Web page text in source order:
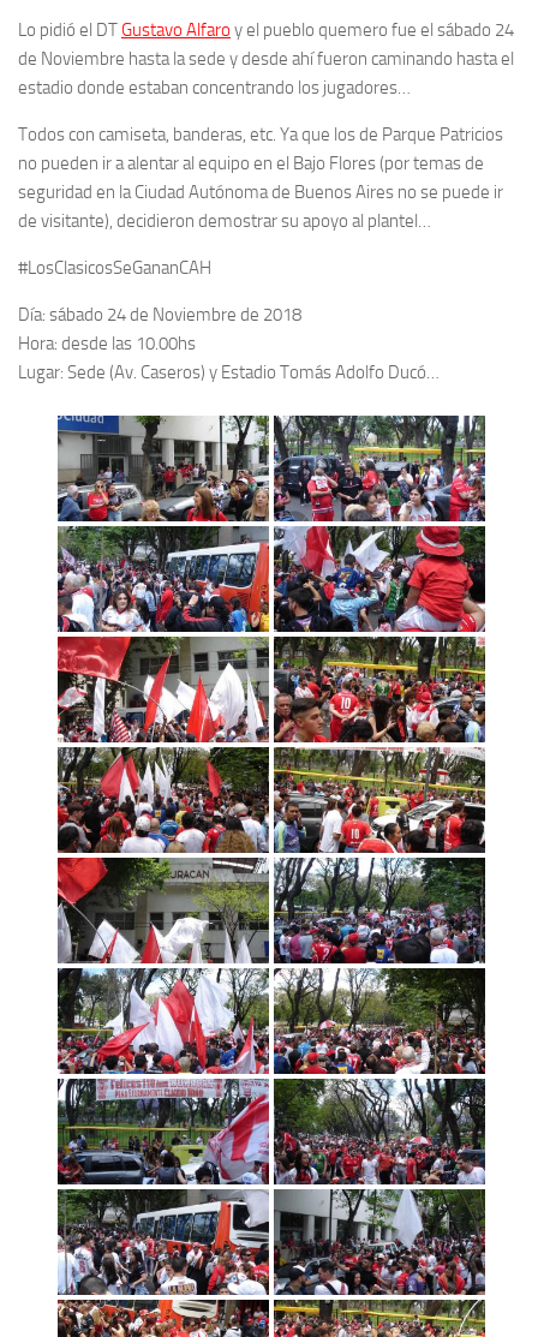
Lo pidió el DT Gustavo Alfaro y el pueblo quemero fue el sábado 24
de Noviembre hasta la sede y desde ahí fueron caminando hasta el
estadio donde estaban concentrando los jugadores…
Todos con camiseta, banderas, etc. Ya que los de Parque Patricios
no pueden ir a alentar al equipo en el Bajo Flores (por temas de
seguridad en la Ciudad Autónoma de Buenos Aires no se puede ir
de visitante), decidieron demostrar su apoyo al plantel…
#LosClasicosSeGananCAH
Día: sábado 24 de Noviembre de 2018
Hora: desde las 10.00hs
Lugar: Sede (Av. Caseros) y Estadio Tomás Adolfo Ducó…